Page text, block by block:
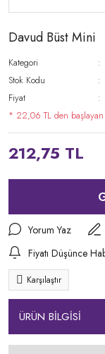
Davud Büst Mini
Kategori
Stok Kodu
Fiyat
* 22,06 TL den başlayan
212,75 TL
Yorum Yaz
Fiyatı Düşünce
Karşılaştır
ÜRÜN BİLGİSİ